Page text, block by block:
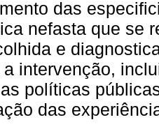
das
nefasta que se
e
intervenção,
políticas
das